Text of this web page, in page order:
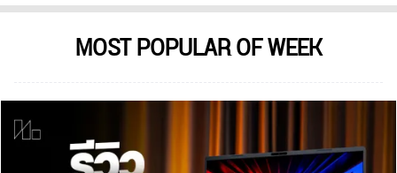
MOST POPULAR OF WEEK